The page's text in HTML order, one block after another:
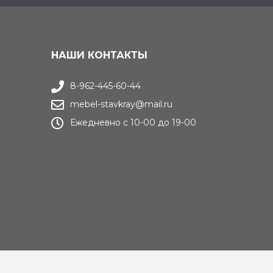
НАШИ КОНТАКТЫ
8-962-445-60-44
mebel-stavkray@mail.ru
Ежедневно с 10-00 до 19-00